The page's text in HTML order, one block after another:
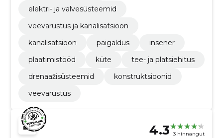
elektri- ja valvesüsteemid
veevarustus ja kanalisatsioon
kanalisatsioon
paigaldus
insener
plaatimistööd
küte
tee- ja platsiehitus
drenaažisüsteemid
konstruktsioonid
veevarustus
4.3 3 hinnangut